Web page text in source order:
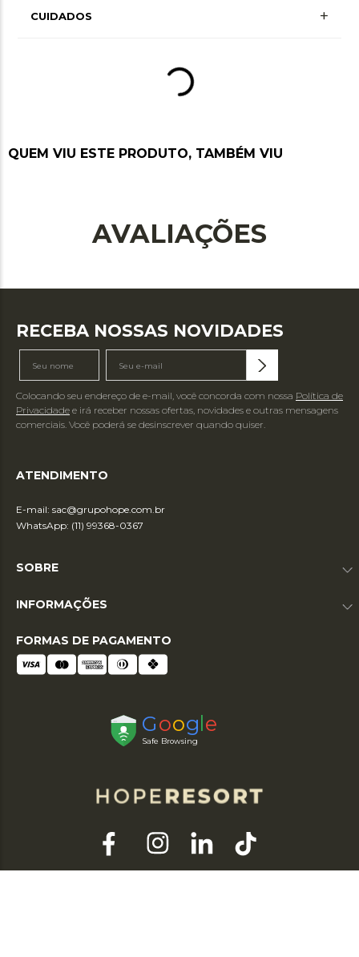
Poliamida 94% • Elastano 6% • Forro Poliamida
CUIDADOS +
tambor, secagem em varal por gotejamento,
não passar ou utilizar vaporização, não limpar
QUEM VIU ESTE PRODUTO, TAMBÉM VIU
AVALIAÇÕES
RECEBA NOSSAS NOVIDADES
Colocando seu endereço de e-mail, você concorda com nossa Política de
Privacidade e irá receber nossas ofertas, novidades e outras mensagens
comerciais. Você poderá se desinscrever quando quiser.
ATENDIMENTO
E-mail: sac@grupohope.com.br
WhatsApp: (11) 99368-0367
SOBRE
INFORMAÇÕES
FORMAS DE PAGAMENTO